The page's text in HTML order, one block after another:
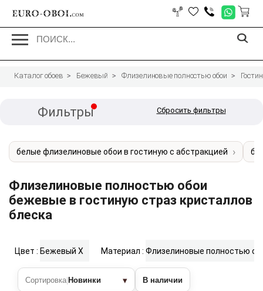
EURO-OBOI.com
Каталог обоев Бежевый Флизелиновые полностью обои
Фильтры Сбросить фильтры
белые флизелиновые обои в гостиную с абстракцией
Флизелиновые полностью обои
бежевые в гостиную страз кристаллов
блеска
Цвет : Бежевый X Материал : Флизелиновые полностью
Сортировка|Новинки ▾ В наличии